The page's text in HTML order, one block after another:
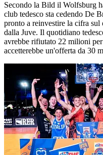
Secondo la Bild il Wolfsburg
club tedesco sta cedendo De
pronto a reinvestire la cifra
dalla Juve. Il quotidiano
avrebbe rifiutato 22 milioni
accetterebbe un'offerta da 30